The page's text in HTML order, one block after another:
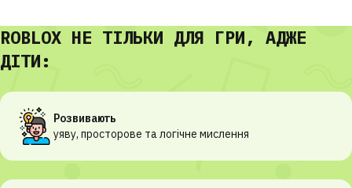
ROBLOX НЕ ТІЛЬКИ ДЛЯ ГРИ, АДЖЕ
ДІТИ:
Розвивають
уяву, просторове та логічне мислення